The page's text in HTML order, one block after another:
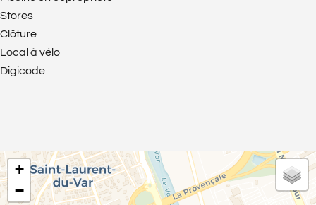
Stores
Clôture
Local à vélo
Digicode
+
−